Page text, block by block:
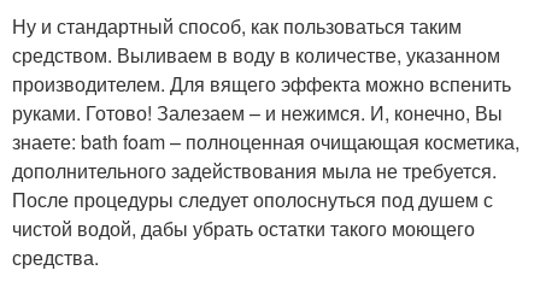
Ну и стандартный способ, как пользоваться таким
средством. Выливаем в воду в количестве, указанном
производителем. Для вящего эффекта можно вспенить
руками. Готово! Залезаем – и нежимся. И, конечно, Вы
знаете: bath foam – полноценная очищающая косметика,
дополнительного задействования мыла не требуется.
После процедуры следует ополоснуться под душем с
чистой водой, дабы убрать остатки такого моющего
средства.